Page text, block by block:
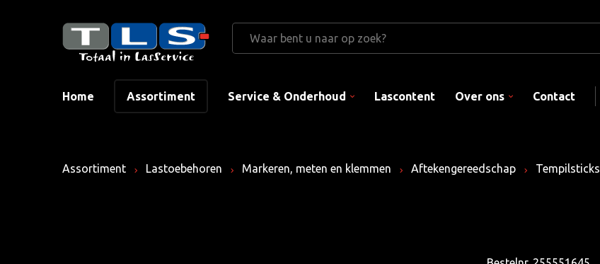
Home Assortiment Service & Onderhoud Lascontent Over ons Contact
Assortiment Lastoebehoren Markeren, meten en klemmen Aftekengereedschap Tempilsticks